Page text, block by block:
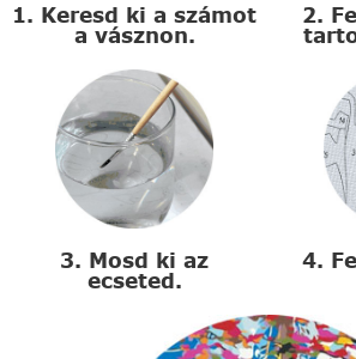
1. Keresd ki a számot
a vásznon.
2.
3. Mosd ki az
ecseted.
4.